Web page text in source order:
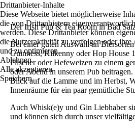
Der Irish Pub & Tea Room in Bad
Bei einer guten Auswahl an
Guinness, Kilkenny oder Hop House
Pilsener oder Hefeweizen zu einem
oder Abend in unserem Pub
Blick auf die Lamme und im Herbst,
Innenräume für ein paar gemütliche
Auch Whisk(e)y und Gin Liebhaber
und können sich durch unser
Drittanbieter-Inhalte
Diese Webseite bietet möglicherweise
die von Drittanbietern
werden. Diese Drittanbieter können
die Nutzeraktivität zu verfolgen oder ihre
und zu optimieren.
Ablehnen
Alle akzeptieren
Speichern